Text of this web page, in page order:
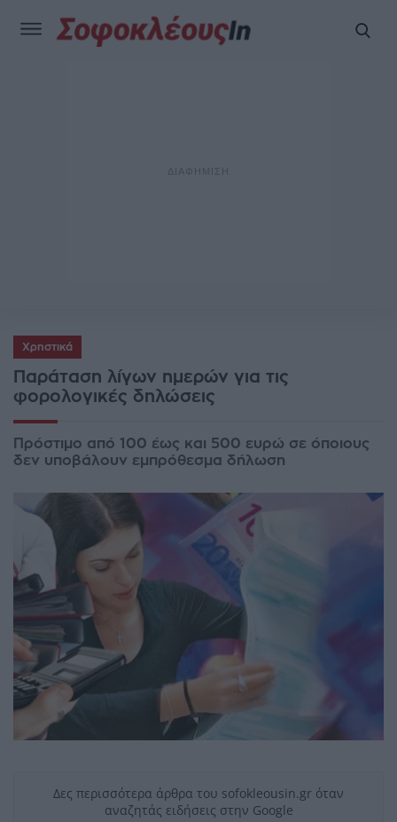
Χρηστικά
Παράταση λίγων ημερών για τις
φορολογικές δηλώσεις
Πρόστιμο από 100 έως και 500 ευρώ σε όποιους
δεν υποβάλουν εμπρόθεσμα δήλωση
Δες περισσότερα άρθρα του sofokleousin.gr όταν
αναζητάς ειδήσεις στην Google